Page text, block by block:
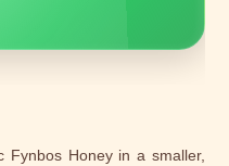
Fynbos Honey in a smaller,